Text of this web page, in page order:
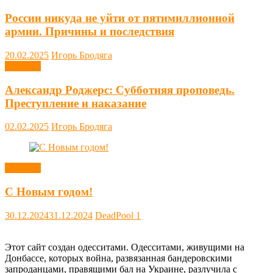
России никуда не уйти от пятимиллионной
армии. Причины и последствия
20.02.2025 Игорь Бродяга
Александр Роджерс: Субботняя проповедь.
Преступление и наказание
02.02.2025 Игорь Бродяга
С Новым годом!
30.12.202431.12.2024 DeadPool 1
Этот сайт создан одесситами. Одесситами, живущими на
Донбассе, которых война, развязанная бандеровскими
запроданцами, правящими бал на Украине, разлучила с